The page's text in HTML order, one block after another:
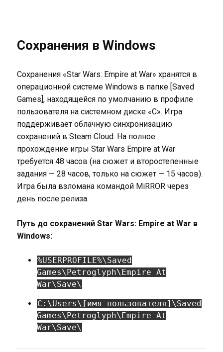
Сохранения в Windows
Сохранения «Star Wars: Empire at War» хранятся в
операционной системе Windows в папке [Saved
Games], находящейся по умолчанию в профиле
пользователя на системном диске «C». Игра
поддерживает облачную синхронизацию
сохранений в Steam Cloud. На полное
прохождение игры Star Wars Empire at War
требуется 48 часов (на сюжет и второстепенные
задания — 28 часов, только на сюжет — 15 часов).
Игра была взломана командой MiRROR через
день после релиза.
Путь до сохранений Star Wars: Empire at War в
Windows:
%USERPROFILE%\Saved
Games\Petroglyph\Empire At
War\Save\
C:\Users\[имя пользователя]\Saved
Games\Petroglyph\Empire At
War\Save\